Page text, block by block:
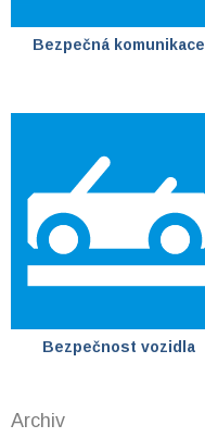
Bezpečná komunikace
Bezpečnost vozidla
Archiv